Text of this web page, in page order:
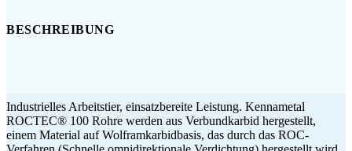
BESCHREIBUNG
Industrielles Arbeitstier, einsatzbereite Leistung. Kennametal
ROCTEC® 100 Rohre werden aus Verbundkarbid hergestellt,
einem Material auf Wolframkarbidbasis, das durch das ROC-